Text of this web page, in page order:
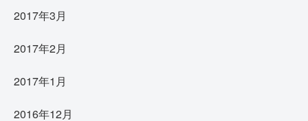
2017年3月
2017年2月
2017年1月
2016年12月